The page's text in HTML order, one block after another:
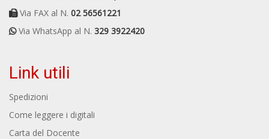
Via FAX al N. 02 56561221
Via WhatsApp al N. 329 3922420
Link utili
Spedizioni
Come leggere i digitali
Carta del Docente